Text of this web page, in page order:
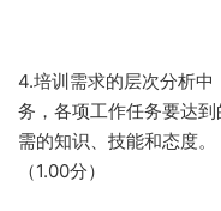
4.培训需求的层次分析
务，各项工作任务要达
需的知识、技能和态度。
（1.00分）